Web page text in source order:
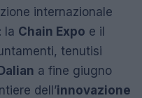
internazionale
la Chain Expo e il
tenutisi
Dalian a fine giugno
dell’innovazione